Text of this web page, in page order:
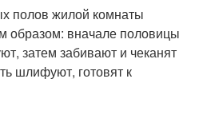
полов жилой комнаты
образом: вначале половицы
затем забивают и чеканят
шлифуют, готовят к